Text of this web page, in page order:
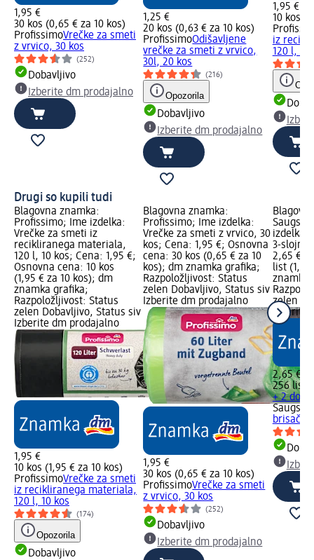
1,95 €
30 kos (0,65 € za 10 kos)
ProfissimoVrečke za smeti
z vrvico, 30 kos
(252)
Dobavljivo
Izberite dm prodajalno
1,25 €
20 kos (0,63 € za 10 kos)
ProfissimoOdišavljene
vrečke za smeti z vrvico,
30l, 20 kos
(216)
Opozorila
Dobavljivo
Izberite dm prodajalno
1,95 €
10 kos
iz
120 l, 10
Drugi so kupili tudi
Blagovna znamka:
Profissimo; Ime izdelka:
Vrečke za smeti iz
recikliranega materiala,
120 l, 10 kos; Cena: 1,95 €;
Osnovna cena: 10 kos
(1,95 € za 10 kos); dm
znamka grafika;
Razpoložljivost: Status
zelen Dobavljivo, Status siv
Izberite dm prodajalno
1,95 €
10 kos (1,95 € za 10 kos)
ProfissimoVrečke za smeti
iz recikliranega materiala,
120 l, 10 kos
(174)
Opozorila
Dobavljivo
Blagovna znamka:
Profissimo; Ime izdelka:
Vrečke za smeti z vrvico, 30
kos; Cena: 1,95 €; Osnovna
cena: 30 kos (0,65 € za 10
kos); dm znamka grafika;
Razpoložljivost: Status
zelen Dobavljivo, Status siv
Izberite dm prodajalno
1,95 €
30 kos (0,65 € za 10 kos)
ProfissimoVrečke za smeti
z vrvico, 30 kos
(252)
Dobavljivo
Izberite dm prodajalno
izdelka:
3-
2,65 €;
list
znamka
zelen
Izberite
2,65 €
256 list
+ 2
brisače,